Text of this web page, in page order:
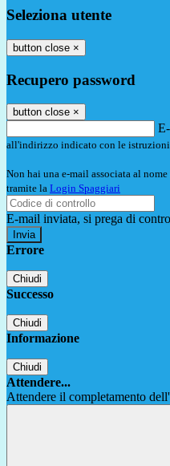
Seleziona utente
button close ×
Recupero password
button close ×
all'indirizzo indicato con le istruzioni
Non hai una e-mail associata al
tramite la Login Spaggiari
E-mail inviata, si prega di
Errore
Chiudi
Successo
Chiudi
Informazione
Chiudi
Attendere...
Attendere il completamento